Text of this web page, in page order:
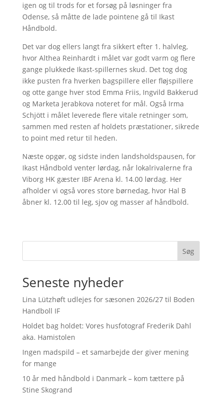
igen og til trods for et forsøg på løsninger fra
Odense, så måtte de lade pointene gå til Ikast
Håndbold.
Det var dog ellers langt fra sikkert efter 1. halvleg,
hvor Althea Reinhardt i målet var godt varm og flere
gange plukkede Ikast-spillernes skud. Det tog dog
ikke pusten fra hverken bagspillere eller fløjspillere
og otte gange hver stod Emma Friis, Ingvild Bakkerud
og Marketa Jerabkova noteret for mål. Også Irma
Schjött i målet leverede flere vitale retninger som,
sammen med resten af holdets præstationer, sikrede
to point med retur til heden.
Næste opgør, og sidste inden landsholdspausen, for
Ikast Håndbold venter lørdag, når lokalrivalerne fra
Viborg HK gæster IBF Arena kl. 14.00 lørdag. Her
afholder vi også vores store børnedag, hvor Hal B
åbner kl. 12.00 til leg, sjov og masser af håndbold.
Søg
Seneste nyheder
Lina Lützhøft udlejes for sæsonen 2026/27 til Boden
Handboll IF
Holdet bag holdet: Vores husfotograf Frederik Dahl
aka. Hamistolen
Ingen madspild – et samarbejde der giver mening
for mange
10 år med håndbold i Danmark – kom tættere på
Stine Skogrand